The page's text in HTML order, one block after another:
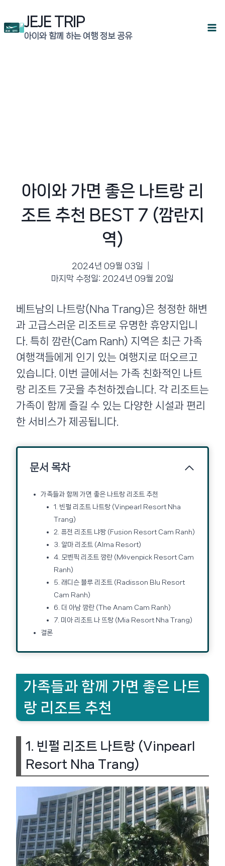
to
content
JEJE TRIP
아이와 함께 하는 여행 정보 공유
아이와 가면 좋은 나트랑 리
조트 추천 BEST 7 (깜란지
역)
2024년 09월 03일
마지막 수정일: 2024년 09월 20일
베트남의 나트랑(Nha Trang)은 청정한 해변
과 고급스러운 리조트로 유명한 휴양지입니
다. 특히 깜란(Cam Ranh) 지역은 최근 가족
여행객들에게 인기 있는 여행지로 떠오르고
있습니다. 이번 글에서는 가족 친화적인 나트
랑 리조트 7곳을 추천하겠습니다. 각 리조트는
가족이 함께 즐길 수 있는 다양한 시설과 편리
한 서비스가 제공됩니다.
문서 목차
가족들과 함께 가면 좋은 나트랑 리조트 추천
1. 빈펄 리조트 나트랑 (Vinpearl Resort Nha
Trang)
2. 퓨전 리조트 냐짱 (Fusion Resort Cam Ranh)
3. 알마 리조트 (Alma Resort)
4. 모벤픽 리조트 깜란 (Mövenpick Resort Cam
Ranh)
5. 래디슨 블루 리조트 (Radisson Blu Resort
Cam Ranh)
6. 더 아남 깜란 (The Anam Cam Ranh)
7. 미아 리조트 나 뜨랑 (Mia Resort Nha Trang)
결론
가족들과 함께 가면 좋은 나트
랑 리조트 추천
1. 빈펄 리조트 나트랑 (Vinpearl
Resort Nha Trang)